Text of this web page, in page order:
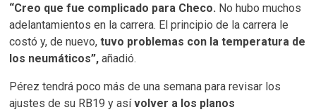
“Creo que fue complicado para Checo. No hubo muchos
adelantamientos en la carrera. El principio de la carrera le
costó y, de nuevo, tuvo problemas con la temperatura de
los neumáticos”, añadió.
Pérez tendrá poco más de una semana para revisar los
ajustes de su RB19 y asívolver a los planos